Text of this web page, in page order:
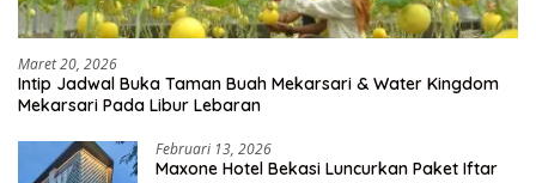
Maret 20, 2026
Intip Jadwal Buka Taman Buah Mekarsari & Water Kingdom
Mekarsari Pada Libur Lebaran
Februari 13, 2026
Maxone Hotel Bekasi Luncurkan Paket Iftar